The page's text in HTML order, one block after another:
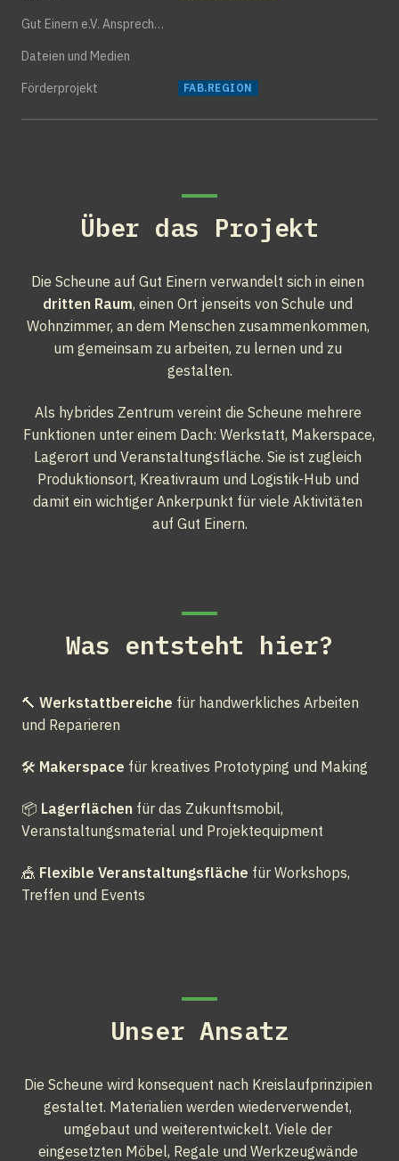
Gut Einern e.V. Ansprechpartner
Dateien und Medien
Förderprojekt
FAB.REGION
Über das Projekt
dritten Raum, einen Ort jenseits von Schule und
Wohnzimmer, an dem Menschen zusammenkommen,
um gemeinsam zu arbeiten, zu lernen und zu
gestalten.
Als hybrides Zentrum vereint die Scheune mehrere
Funktionen unter einem Dach: Werkstatt, Makerspace,
Lagerort und Veranstaltungsfläche. Sie ist zugleich
Produktionsort, Kreativraum und Logistik-Hub und
damit ein wichtiger Ankerpunkt für viele Aktivitäten
auf Gut Einern.
Was entsteht hier?
🔨 Werkstattbereiche für handwerkliches Arbeiten
und Reparieren
🛠️ Makerspace für kreatives Prototyping und Making
📦 Lagerflächen für das Zukunftsmobil,
Veranstaltungsmaterial und Projektequipment
🎪 Flexible Veranstaltungsfläche für Workshops,
Treffen und Events
Unser Ansatz
Die Scheune wird konsequent nach Kreislaufprinzipien
gestaltet. Materialien werden wiederverwendet,
umgebaut und weiterentwickelt. Viele der
eingesetzten Möbel, Regale und Werkzeugwände